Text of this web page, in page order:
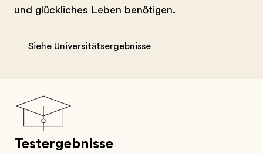
und glückliches Leben benötigen.
Siehe Universitätsergebnisse
Testergebnisse